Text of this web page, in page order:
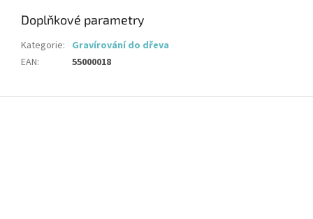
Doplňkové parametry
Kategorie: Gravírování do dřeva
EAN: 55000018